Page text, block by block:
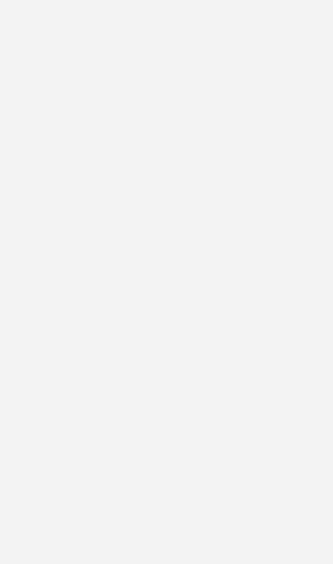
Hansjürgen Gebhardt, Ralf Gritzki,
Martin Keuchel, Wojciech Kozak,
für Arbeitsschutz und
(„Trockene Luft im Büro – Tipps für Arbeit
den Forschungsbericht ergänzen
die Raumlüftung optimieren lässt und
Heizperiode im Büro negative
reduzieren kann. ■